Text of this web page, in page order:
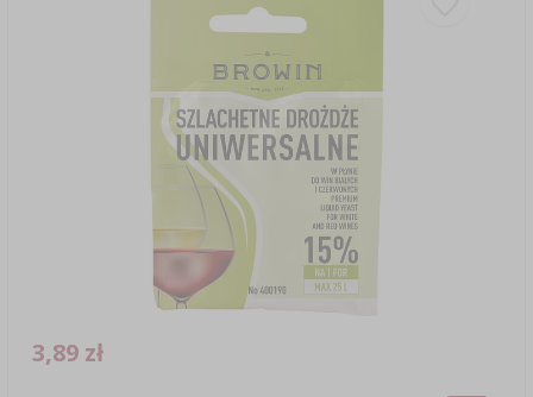
3,89 zł